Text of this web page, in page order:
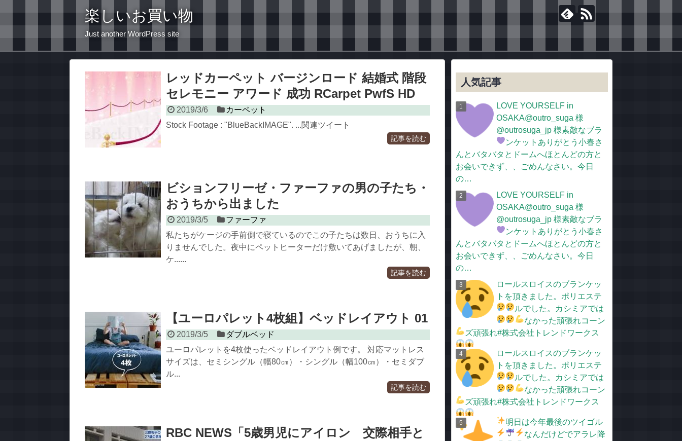
楽しいお買い物
Just another WordPress site
レッドカーペット バージンロード 結婚式 階段
セレモニー アワード 成功 RCarpet PwfS HD
2019/3/6
カーペット
Stock Footage : "BlueBackIMAGE". ...関連ツイート
記事を読む
ビションフリーゼ・ファーファの男の子たち・
おうちから出ました
2019/3/5
ファーファ
私たちがケージの手前側で寝ているのでこの子たちは数日、おうちに入
りませんでした。夜中にペットヒーターだけ敷いてあげましたが、朝、
ケ......
記事を読む
【ユーロパレット4枚組】ベッドレイアウト 01
2019/3/5
ダブルベッド
ユーロパレットを4枚使ったベッドレイアウト例です。 対応マットレス
サイズは、セミシングル（幅80㎝）・シングル（幅100㎝）・セミダブ
ル...
記事を読む
RBC NEWS「5歳男児にアイロン 交際相手と
人気記事
LOVE YOURSELF in
OSAKA@outro_suga 様
@outrosuga_jp 様素敵なブラ
ンケットありがとう小春さ
んとバタバタとドームへほとんどの方と
お会いできず、、ごめんなさい。今日
の…
LOVE YOURSELF in
OSAKA@outro_suga 様
@outrosuga_jp 様素敵なブラ
ンケットありがとう小春さ
んとバタバタとドームへほとんどの方と
お会いできず、、ごめんなさい。今日
の…
ロールスロイスのブランケッ
トを頂きました。ポリエステ
ルでした。 カシミアでは
なかった頑張れコーン
ズ頑張れ#株式会社トレンドワークス
ロールスロイスのブランケッ
トを頂きました。ポリエステ
ルでした。 カシミアでは
なかった頑張れコーン
ズ頑張れ#株式会社トレンドワークス
明日は今年最後のツイゴル
なんだけどでアラレ降